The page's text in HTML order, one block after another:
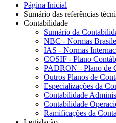
Página Inicial
Sumário das referências
Contabilidade
Sumário da
NBC - Normas
IAS - Normas
COSIF - Plano
PADRON - Plano de
Outros Planos de
Especializações da
Contabilidade
Contabilidade
Ramificações da